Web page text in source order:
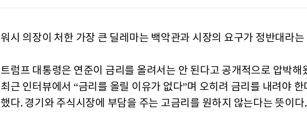
워시 의장이 처한 가장 큰 딜레마는 백악관과 시장의 요구가 정반대라는
트럼프 대통령은 연준이 금리를 올려서는 안 된다고 공개적으로 압박해
최근 인터뷰에서 “금리를 올릴 이유가 없다”며 오히려 금리를 내려야 한
했다. 경기와 주식시장에 부담을 주는 고금리를 원하지 않는다는 뜻이다.